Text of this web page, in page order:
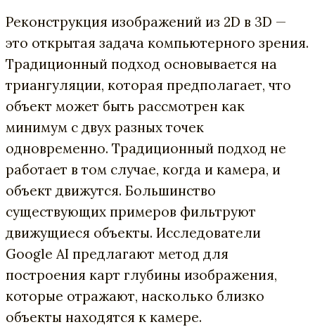
Реконструкция изображений из 2D в 3D —
это открытая задача компьютерного зрения.
Традиционный подход основывается на
триангуляции, которая предполагает, что
объект может быть рассмотрен как
минимум с двух разных точек
одновременно. Традиционный подход не
работает в том случае, когда и камера, и
объект движутся. Большинство
существующих примеров фильтруют
движущиеся объекты. Исследователи
Google AI предлагают метод для
построения карт глубины изображения,
которые отражают, насколько близко
объекты находятся к камере.